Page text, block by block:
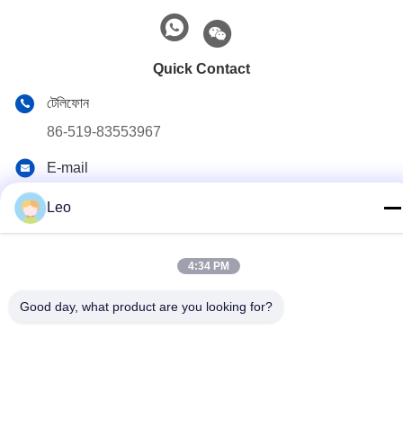
Quick Contact
টেলিফোন
86-519-83553967
E-mail
ঠিকানা
হাই-টেক ইন্ডাস্ট্রিয়াল পার্ক উজিন জোন, চাংঝু, জিয়াংসু প্রদেশ, চীন
গোপনীয়তা নীতি
সাইটম্যাপ
Leo
4:34 PM
Good day, what product are you looking for?